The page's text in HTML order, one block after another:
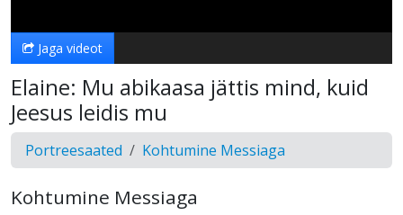
Jaga videot
Elaine: Mu abikaasa jättis mind, kuid
Jeesus leidis mu
Portreesaated Kohtumine Messiaga
Kohtumine Messiaga